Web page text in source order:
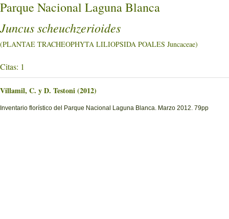
Parque Nacional Laguna Blanca
Juncus scheuchzerioides
(PLANTAE TRACHEOPHYTA LILIOPSIDA POALES Juncaceae)
Citas: 1
Villamil, C. y D. Testoni (2012)
Inventario florístico del Parque Nacional Laguna Blanca. Marzo 2012. 79pp